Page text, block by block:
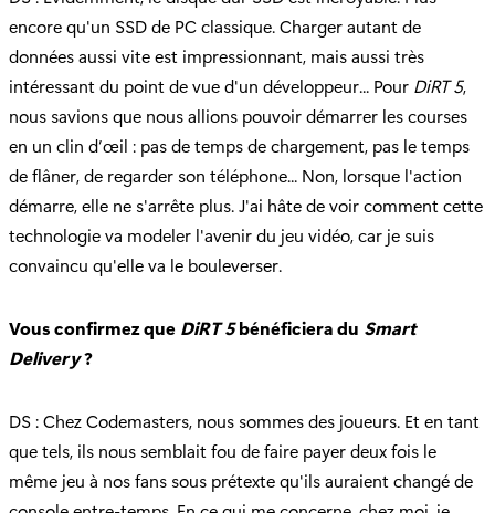
encore qu'un SSD de PC classique. Charger autant de
données aussi vite est impressionnant, mais aussi très
intéressant du point de vue d'un développeur... Pour DiRT 5,
nous savions que nous allions pouvoir démarrer les courses
en un clin d’œil : pas de temps de chargement, pas le temps
de flâner, de regarder son téléphone... Non, lorsque l'action
démarre, elle ne s'arrête plus. J'ai hâte de voir comment cette
technologie va modeler l'avenir du jeu vidéo, car je suis
convaincu qu'elle va le bouleverser.
Vous confirmez que DiRT 5bénéficiera du Smart
Delivery?
DS : Chez Codemasters, nous sommes des joueurs. Et en tant
que tels, ils nous semblait fou de faire payer deux fois le
même jeu à nos fans sous prétexte qu'ils auraient changé de